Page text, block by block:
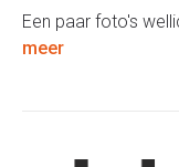
Een paar foto's
meer